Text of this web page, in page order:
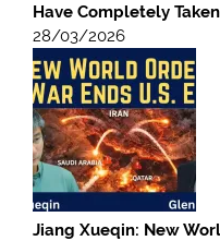
Have Completely
28/03/2026
Jiang Xueqin: New